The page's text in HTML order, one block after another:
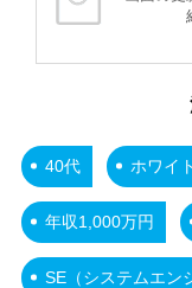
40代 ホワイ
年収1,000万円
SE（システムエン